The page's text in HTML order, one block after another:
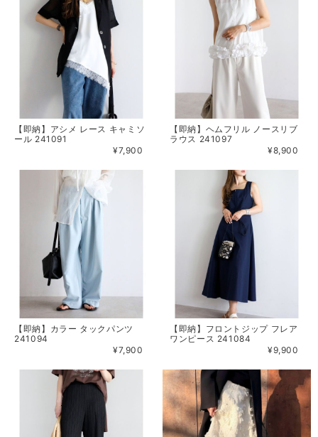
【即納】アシメ レース キャミソ
ール 241091
¥7,900
【即納】ヘムフリル ノースリブ
ラウス 241097
¥8,900
【即納】カラー タックパンツ
241094
¥7,900
【即納】フロントジップ フレア
ワンピース 241084
¥9,900